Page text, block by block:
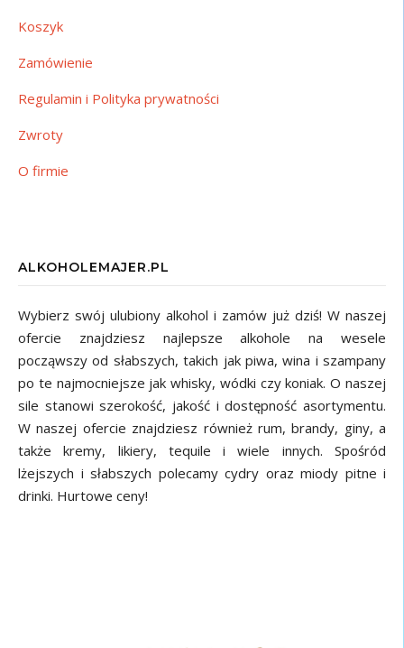
Koszyk
Zamówienie
Regulamin i Polityka prywatności
Zwroty
O firmie
ALKOHOLEMAJER.PL
Wybierz swój ulubiony alkohol i zamów już dziś! W naszej
ofercie znajdziesz najlepsze alkohole na wesele
począwszy od słabszych, takich jak piwa, wina i szampany
po te najmocniejsze jak whisky, wódki czy koniak. O naszej
sile stanowi szerokość, jakość i dostępność asortymentu.
W naszej ofercie znajdziesz również rum, brandy, giny, a
także kremy, likiery, tequile i wiele innych. Spośród
lżejszych i słabszych polecamy cydry oraz miody pitne i
drinki. Hurtowe ceny!